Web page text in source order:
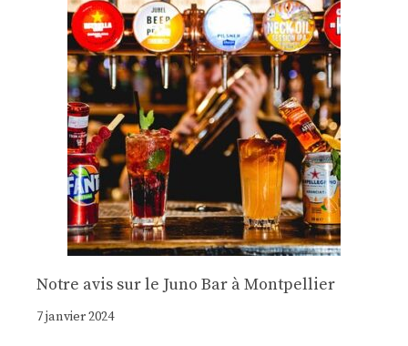
Notre avis sur le Juno Bar à Montpellier
7 janvier 2024